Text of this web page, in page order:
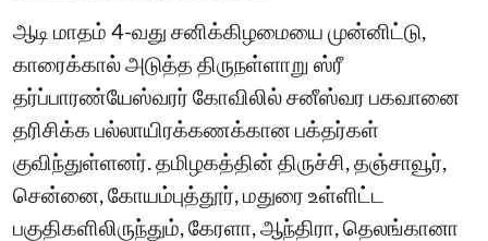
ஆடி மாதம் 4-வது சனிக்கிழமையை முன்னிட்டு,
காரைக்கால் அடுத்த திருநள்ளாறு ஸ்ரீ
தர்ப்பாரண்யேஸ்வரர் கோவிலில் சனீஸ்வர பகவானை
தரிசிக்க பல்லாயிரக்கணக்கான பக்தர்கள்
குவிந்துள்ளனர். தமிழகத்தின் திருச்சி, தஞ்சாவூர்,
சென்னை, கோயம்புத்தூர், மதுரை உள்ளிட்ட
பகுதிகளிலிருந்தும், கேரளா, ஆந்திரா, தெலங்கானா